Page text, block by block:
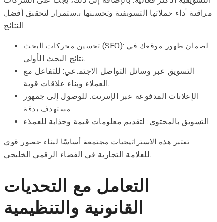
مراقبة أداء حملاتها التسويقية وتحسينها باستمرار لتحقيق أفضل
النتائج.
تحسين محركات البحث (SEO): لضمان ظهور موقعك في
نتائج البحث الأولى.
التسويق عبر وسائل التواصل الاجتماعي: للتفاعل مع
العملاء وبناء علاقات قوية.
الإعلانات المدفوعة عبر الإنترنت: للوصول إلى جمهور
مستهدف بدقة.
التسويق بالمحتوى: لتقديم معلومات قيمة وجذابة للعملاء.
تعتبر هذه الاستراتيجيات مجتمعة أساسًا لبناء حضور قوي
للعلامة التجارية في الفضاء الرقمي الخليجي.
التعامل مع التحديات
القانونية والتنظيمية